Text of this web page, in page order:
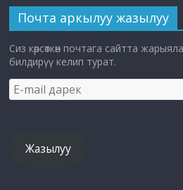
Почта аркылуу жазылуу
Сиз көрсөткөн почтага сайтта
билдирүү келип турат.
E-
mail
Жазылуу